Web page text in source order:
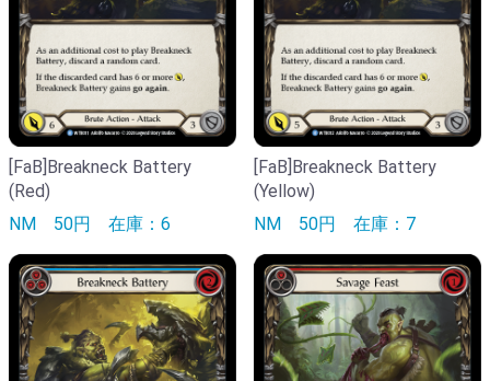
[FaB]Breakneck Battery
(Red)
NM 50円 在庫：6
[FaB]Breakneck Battery
(Yellow)
NM 50円 在庫：7